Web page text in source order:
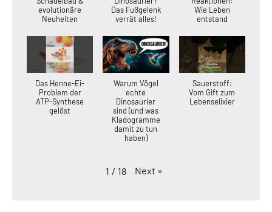
evolutionäre
Neuheiten
Das Fußgelenk
verrät alles!
Wie Leben
entstand
Das Henne-Ei-
Problem der
ATP-Synthese
gelöst
Warum Vögel
echte
Dinosaurier
sind (und was
Kladogramme
damit zu tun
haben)
Sauerstoff:
Vom Gift zum
Lebenselixier
1 / 18 Next »